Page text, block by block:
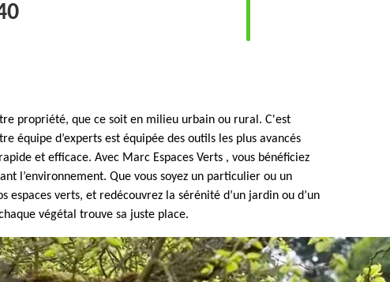
propriété, que ce soit en milieu urbain ou rural. C'est
équipe d’experts est équipée des outils les plus avancés
et efficace. Avec Marc Espaces Verts , vous bénéficiez
l’environnement. Que vous soyez un particulier ou un
verts, et redécouvrez la sérénité d’un jardin ou d’un
végétal trouve sa juste place.